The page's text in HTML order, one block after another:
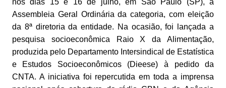
nos dias 15 e 16 de julho, em São Paulo (SP), a
Assembleia Geral Ordinária da categoria, com eleição
da 8ª diretoria da entidade. Na ocasião, foi lançada a
pesquisa socioeconômica Raio X da Alimentação,
produzida pelo Departamento Intersindical de Estatística
e Estudos Socioeconômicos (Dieese) à pedido da
CNTA. A iniciativa foi repercutida em toda a imprensa